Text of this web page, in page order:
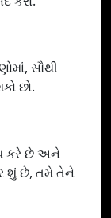
સૌથી
છો.
કરે છે અને
શું છે, તમે તેને